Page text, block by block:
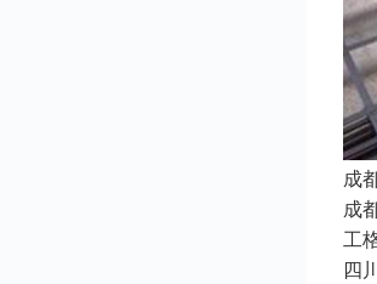
成
成
工
四